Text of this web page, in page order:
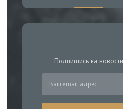
Подпишись на новости